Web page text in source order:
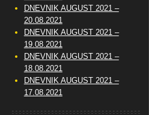
DNEVNIK AUGUST 2021 –
20.08.2021
DNEVNIK AUGUST 2021 –
19.08.2021
DNEVNIK AUGUST 2021 –
18.08.2021
DNEVNIK AUGUST 2021 –
17.08.2021